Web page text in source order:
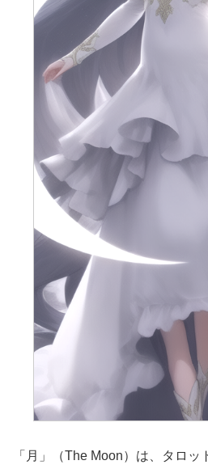
「月」（The Moon）は、タロ